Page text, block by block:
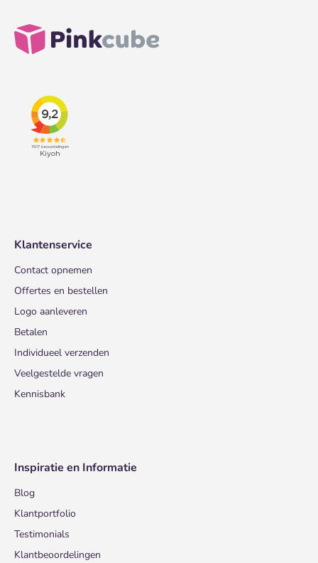
Klantenservice
Contact opnemen
Offertes en bestellen
Logo aanleveren
Betalen
Individueel verzenden
Veelgestelde vragen
Kennisbank
Inspiratie en Informatie
Blog
Klantportfolio
Testimonials
Klantbeoordelingen